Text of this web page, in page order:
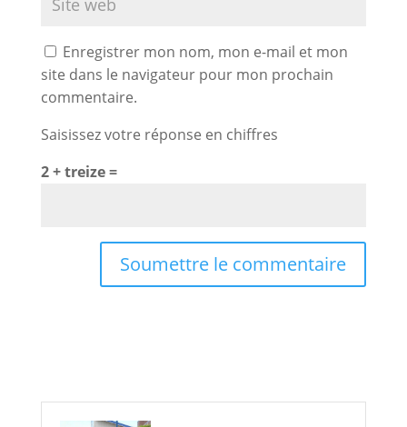
Enregistrer mon nom, mon e-mail et mon
site dans le navigateur pour mon prochain
commentaire.
Saisissez votre réponse en chiffres
2 + treize =
Soumettre le commentaire